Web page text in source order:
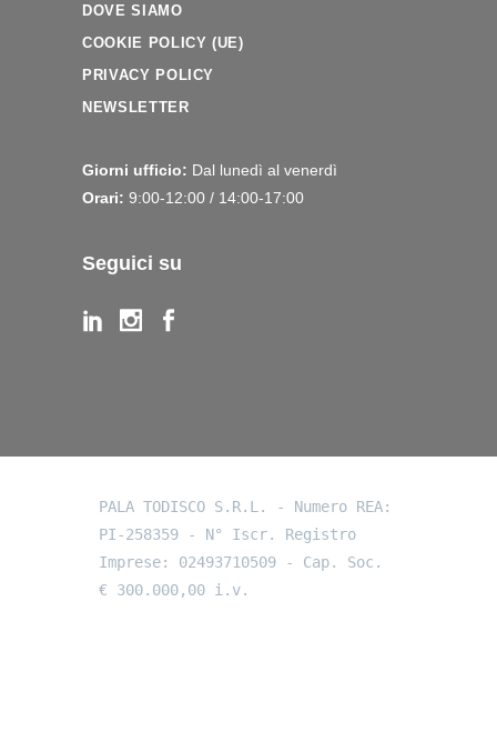
DOVE SIAMO
COOKIE POLICY (UE)
PRIVACY POLICY
NEWSLETTER
Giorni ufficio: Dal lunedì al venerdì
Orari: 9:00-12:00 / 14:00-17:00
Seguici su
PALA TODISCO S.R.L. - Numero REA:
PI-258359 - N° Iscr. Registro
Imprese: 02493710509 - Cap. Soc.
€ 300.000,00 i.v.